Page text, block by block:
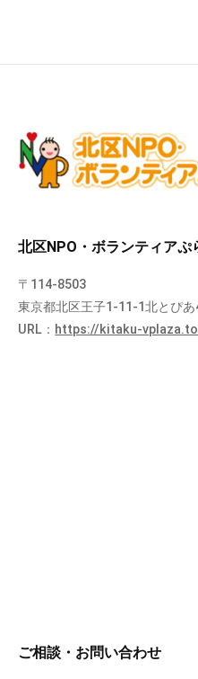
北区NPO・ボランティアぷ
〒114-8503
東京都北区王子1-11-1北とぴあ
URL： https://kitaku-
ご相談・お問い合わせ